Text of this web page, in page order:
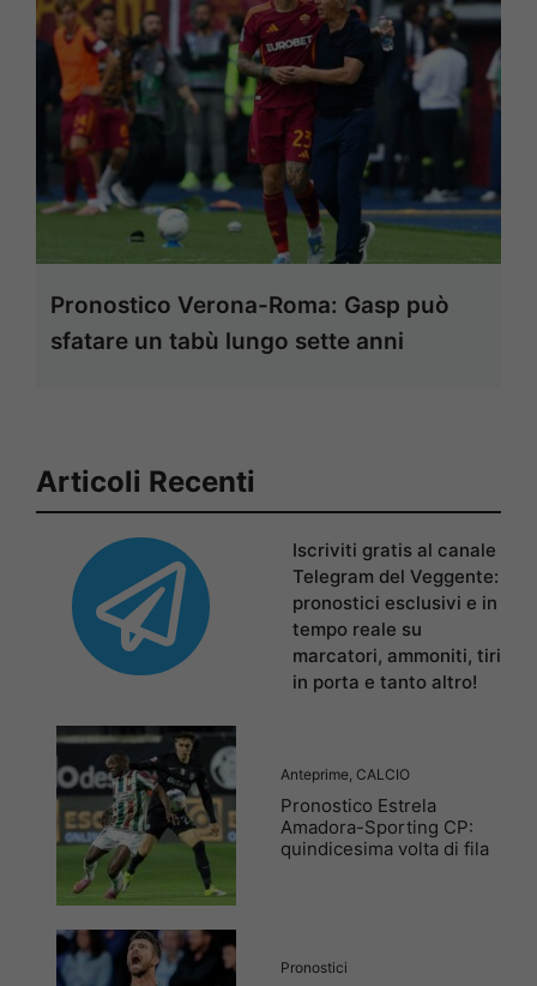
Pronostico Verona-Roma: Gasp può
sfatare un tabù lungo sette anni
Articoli Recenti
Iscriviti gratis al canale
Telegram del Veggente:
pronostici esclusivi e in
tempo reale su
marcatori, ammoniti, tiri
in porta e tanto altro!
Anteprime, CALCIO
Pronostico Estrela
Amadora-Sporting CP:
quindicesima volta di fila
Pronostici